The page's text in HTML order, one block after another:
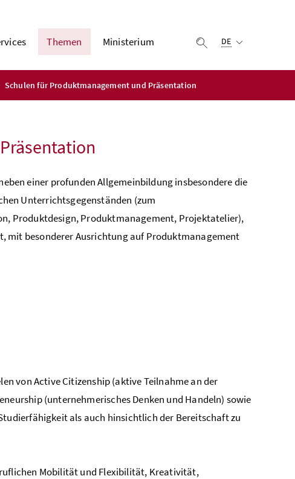
Themen Ministerium Suche einblenden
DE
Schulen für Produktmanagement und Präsentation
einer profunden Allgemeinbildung insbesondere die
Unter­richtsgegenständen (zum
Produktdesign, Produktmanagement, Projektatelier),
mit besonderer Ausrichtung auf Produktmanagement
von Active Citizenship (aktive Teilnahme an der
(unternehmerisches Denken und Handeln) sowie
als auch hinsichtlich der Bereitschaft zu
Mobilität und Flexibilität, Kreativität,